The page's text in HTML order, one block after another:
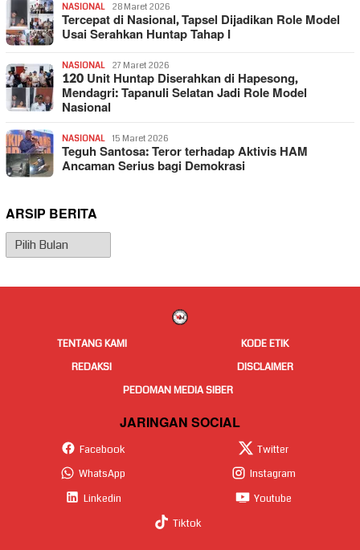
NASIONAL 28 Maret 2026
Tercepat di Nasional, Tapsel Dijadikan Role Model
Usai Serahkan Huntap Tahap I
NASIONAL 27 Maret 2026
120 Unit Huntap Diserahkan di Hapesong,
Mendagri: Tapanuli Selatan Jadi Role Model
Nasional
NASIONAL 15 Maret 2026
Teguh Santosa: Teror terhadap Aktivis HAM
Ancaman Serius bagi Demokrasi
ARSIP BERITA
Arsip
Berita
TENTANG KAMI
KODE ETIK
REDAKSI
DISCLAIMER
PEDOMAN MEDIA SIBER
JARINGAN SOCIAL
Facebook
Twitter
WhatsApp
Instagram
Linkedin
Youtube
Tiktok